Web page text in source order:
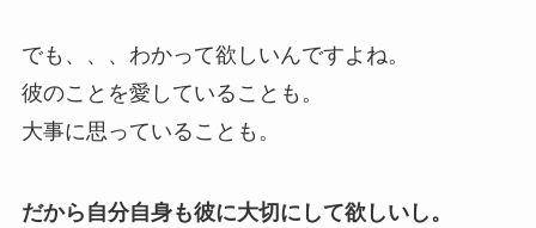
でも、、、わかって欲しいんですよね。
彼のことを愛していることも。
大事に思っていることも。
だから自分自身も彼に大切にして欲しいし。